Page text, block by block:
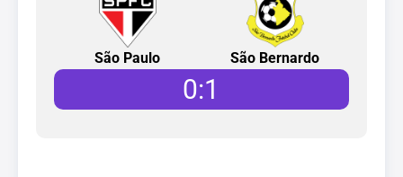
São Paulo São Bernardo
0:1